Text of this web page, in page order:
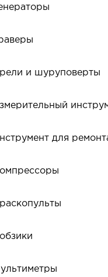
и шуруповерты
для